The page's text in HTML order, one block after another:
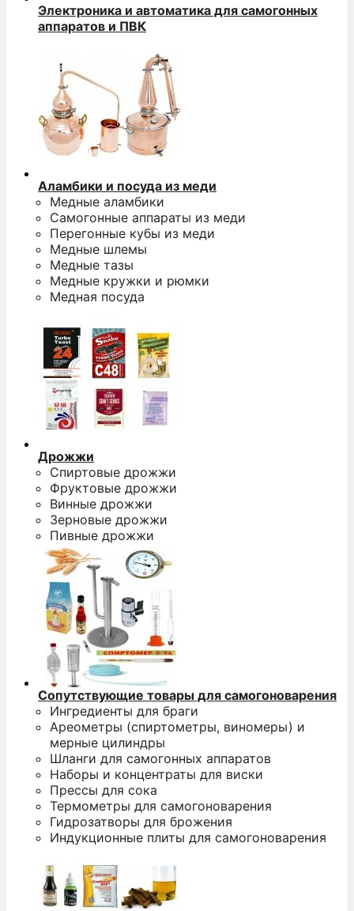
Электроника и автоматика для самогонных
аппаратов и ПВК
Аламбики и посуда из меди
Медные аламбики
Самогонные аппараты из меди
Перегонные кубы из меди
Медные шлемы
Медные тазы
Медные кружки и рюмки
Медная посуда
Дрожжи
Спиртовые дрожжи
Фруктовые дрожжи
Винные дрожжи
Зерновые дрожжи
Пивные дрожжи
Сопутствующие товары для самогоноварения
Ингредиенты для браги
Ареометры (спиртометры, виномеры) и
мерные цилиндры
Шланги для самогонных аппаратов
Наборы и концентраты для виски
Прессы для сока
Термометры для самогоноварения
Гидрозатворы для брожения
Индукционные плиты для самогоноварения